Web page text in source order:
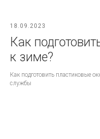
18.09.2023
Как
к зиме?
Как подготовить пластиковые
службы